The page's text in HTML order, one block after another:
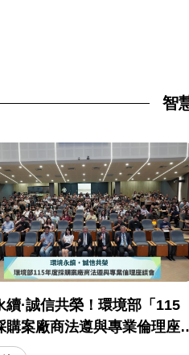
智
續·誠信共榮！環境部「115
購案廠商法遵與專業倫理座
落幕